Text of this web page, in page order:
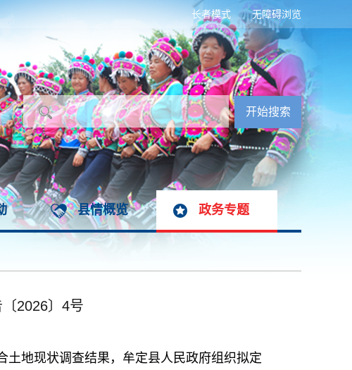
无障碍浏览
长者模式
县情概览 政务专题
2026〕4号
地现状调查结果，牟定县人民政府组织拟定